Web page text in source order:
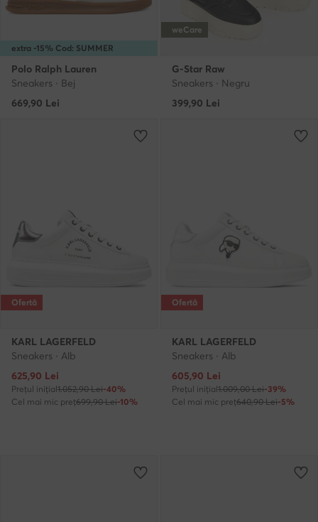
extra -15% Cod: SUMMER
Polo Ralph Lauren
Sneakers · Bej
669,90 Lei
weCare
G-Star Raw
Sneakers · Negru
399,90 Lei
Ofertă
KARL LAGERFELD
Sneakers · Alb
Prețul actual
625,90 Lei
Prețul inițial1.052,90 Lei-40%
Cel mai mic preț699,90 Lei-10%
Ofertă
KARL LAGERFELD
Sneakers · Alb
Prețul actual
605,90 Lei
Prețul inițial1.009,00 Lei-39%
Cel mai mic preț640,90 Lei-5%